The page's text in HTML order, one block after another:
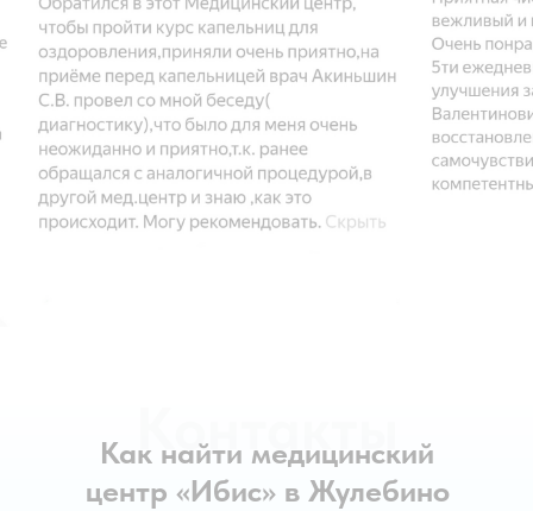
Контакты
Как найти медицинский
центр «Ибис» в Жулебино